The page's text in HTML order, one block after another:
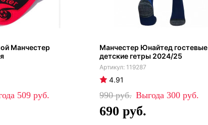
Манчестер
509
Манчестер Юнайтед гостевые
детские гетры 2024/25
119287
4.91
990 300
690